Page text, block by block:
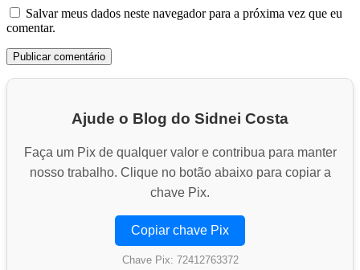
Salvar meus dados neste navegador para a próxima vez que eu
comentar.
Ajude o Blog do Sidnei Costa
Faça um Pix de qualquer valor e contribua para manter
nosso trabalho. Clique no botão abaixo para copiar a
chave Pix.
Copiar chave Pix
Chave Pix: 72412763372